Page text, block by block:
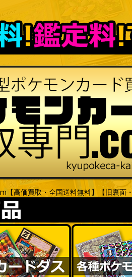
高価買取・全国送料無料】【旧裏面